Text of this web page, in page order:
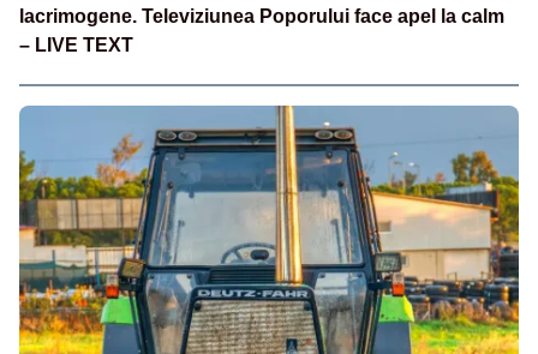
lacrimogene. Televiziunea Poporului face apel la calm
– LIVE TEXT